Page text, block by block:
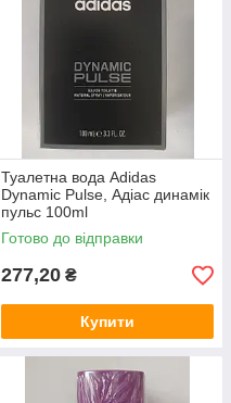
Туалетна вода Adidas
Dynamic Pulse, Адіас динамік
пульс 100ml
Готово до відправки
277,20 ₴
Купити